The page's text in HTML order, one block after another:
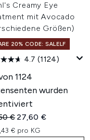
Creamy Eye
mit Avocado
Größen)
20% CODE: SALELF
4.7 (1124)
1124
wurden
€Aktueller Preis:
27,60 €
€ pro KG